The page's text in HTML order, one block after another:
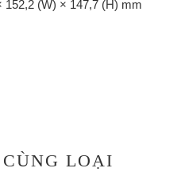
152,2 (W) × 147,7 (H) mm
LOẠI